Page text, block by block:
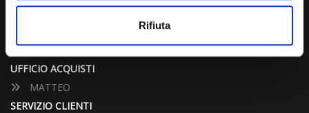
Rifiuta
UFFICIO VENDITE
ALESSANDRO
UFFICIO ACQUISTI
MATTEO
SERVIZIO CLIENTI